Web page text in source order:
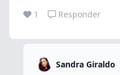
1 Responder
Sandra Giraldo